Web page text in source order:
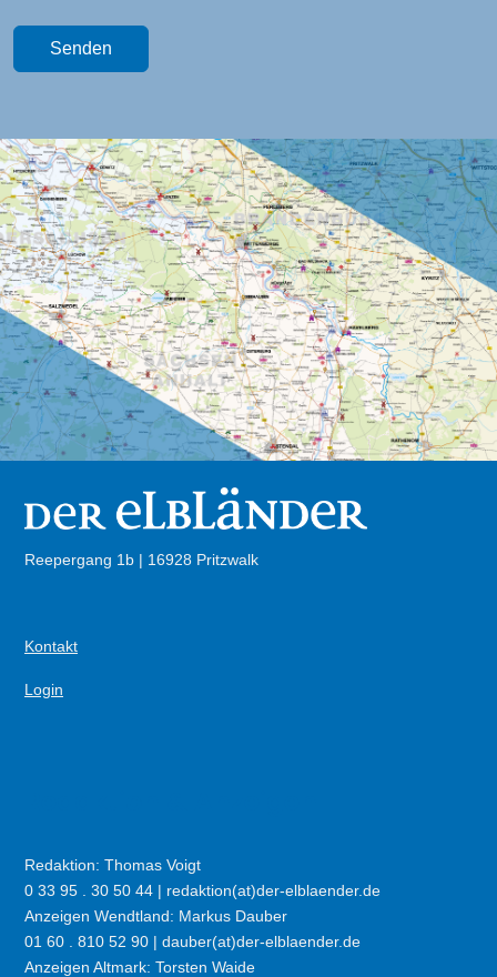
Senden
Reepergang 1b | 16928 Pritzwalk
Kontakt
Login
Redaktion: Thomas Voigt
0 33 95 . 30 50 44 | redaktion(at)der-elblaender.de
Anzeigen Wendtland: Markus Dauber
01 60 . 810 52 90 | dauber(at)der-elblaender.de
Anzeigen Altmark: Torsten Waide